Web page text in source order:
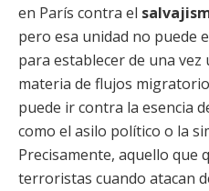
en París contra el
pero esa unidad no puede
para establecer de una vez
materia de flujos
puede ir contra la esencia
como el asilo político o la
Precisamente, aquello que
terroristas cuando atacan